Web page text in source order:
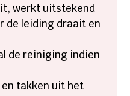
werkt uitstekend
de leiding draait en
de reiniging indien
en takken uit het